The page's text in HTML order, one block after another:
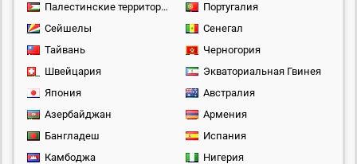
Палестинские территории
Португалия
Сейшелы
Сенегал
Тайвань
Черногория
Швейцария
Экваториальная Гвинея
Япония
Австралия
Азербайджан
Армения
Бангладеш
Испания
Камбоджа
Нигерия